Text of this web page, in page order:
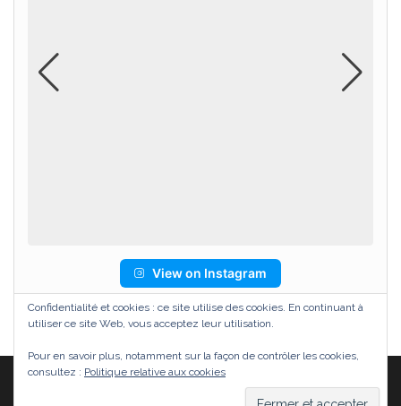
View on Instagram
WordPress |Thème :Head
Confidentialité et cookies : ce site utilise des cookies. En continuant à
utiliser ce site Web, vous acceptez leur utilisation.
Pour en savoir plus, notamment sur la façon de contrôler les cookies,
consultez : Politique relative aux cookies